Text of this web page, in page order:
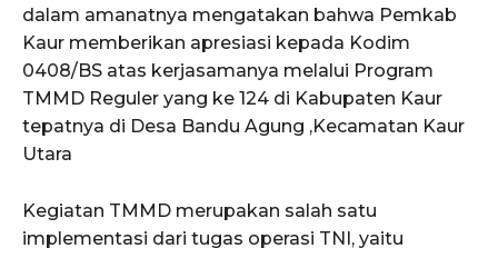
dalam amanatnya mengatakan bahwa Pemkab
Kaur memberikan apresiasi kepada Kodim
0408/BS atas kerjasamanya melalui Program
TMMD Reguler yang ke 124 di Kabupaten Kaur
tepatnya di Desa Bandu Agung ,Kecamatan Kaur
Utara
Kegiatan TMMD merupakan salah satu
implementasi dari tugas operasi TNI, yaitu